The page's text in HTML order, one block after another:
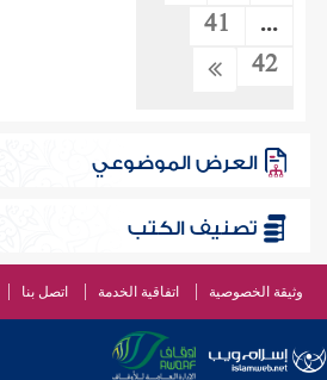
...
41
42
العرض الموضوعي
تصنيف الكتب
وثيقة الخصوصية اتفاقية الخدمة اتصل بنا